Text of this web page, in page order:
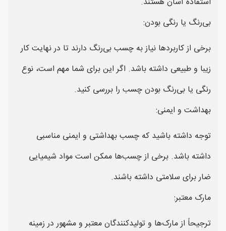
بی‌رنگ یا رنگی بودن:
برخی از کاربردها نیاز به چسب بی‌رنگ دارند تا در نهایت کار
زیبا و طبیعی داشته باشد. اگر این برای شما مهم است، نوع
رنگی یا بی‌رنگ بودن چسب را بررسی کنید.
بهداشت و ایمنی:
توجه داشته باشید که چسب بهداشتی و ایمنی مناسبی
داشته باشد. برخی از چسب‌ها ممکن است مواد شیمیایی
ضار برای سلامتی داشته باشند.
مارک معتبر:
ترجیحاً از مارک‌ها و تولیدکنندگان معتبر و مشهور در زمینه